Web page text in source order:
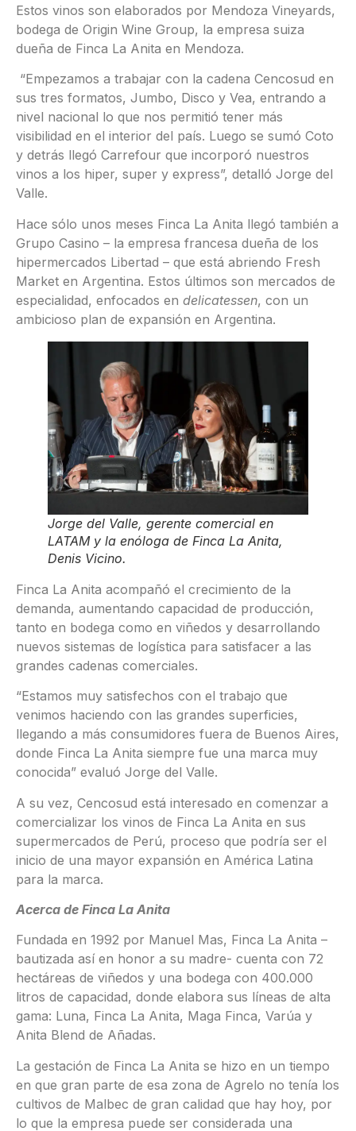
Estos vinos son elaborados por Mendoza Vineyards,
bodega de Origin Wine Group, la empresa suiza
dueña de Finca La Anita en Mendoza.
“Empezamos a trabajar con la cadena Cencosud en
sus tres formatos, Jumbo, Disco y Vea, entrando a
nivel nacional lo que nos permitió tener más
visibilidad en el interior del país. Luego se sumó Coto
y detrás llegó Carrefour que incorporó nuestros
vinos a los hiper, super y express”, detalló Jorge del
Valle.
Hace sólo unos meses Finca La Anita llegó también a
Grupo Casino – la empresa francesa dueña de los
hipermercados Libertad – que está abriendo Fresh
Market en Argentina. Estos últimos son mercados de
especialidad, enfocados en delicatessen, con un
ambicioso plan de expansión en Argentina.
Jorge del Valle, gerente comercial en
LATAM y la enóloga de Finca La Anita,
Denis Vicino.
Finca La Anita acompañó el crecimiento de la
demanda, aumentando capacidad de producción,
tanto en bodega como en viñedos y desarrollando
nuevos sistemas de logística para satisfacer a las
grandes cadenas comerciales.
“Estamos muy satisfechos con el trabajo que
venimos haciendo con las grandes superficies,
llegando a más consumidores fuera de Buenos Aires,
donde Finca La Anita siempre fue una marca muy
conocida” evaluó Jorge del Valle.
A su vez, Cencosud está interesado en comenzar a
comercializar los vinos de Finca La Anita en sus
supermercados de Perú, proceso que podría ser el
inicio de una mayor expansión en América Latina
para la marca.
Acerca de Finca La Anita
Fundada en 1992 por Manuel Mas, Finca La Anita –
bautizada así en honor a su madre- cuenta con 72
hectáreas de viñedos y una bodega con 400.000
litros de capacidad, donde elabora sus líneas de alta
gama: Luna, Finca La Anita, Maga Finca, Varúa y
Anita Blend de Añadas.
La gestación de Finca La Anita se hizo en un tiempo
en que gran parte de esa zona de Agrelo no tenía los
cultivos de Malbec de gran calidad que hay hoy, por
lo que la empresa puede ser considerada una